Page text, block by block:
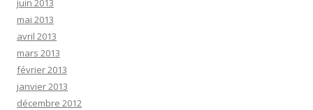
juin 2013
mai 2013
avril 2013
mars 2013
février 2013
janvier 2013
décembre 2012